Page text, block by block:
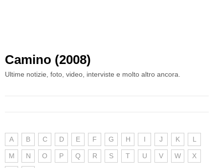
Camino (2008)
Ultime notizie, foto, video, interviste e molto altro ancora.
A B C D E F G H I J K L
M N O P Q R S T U V W X